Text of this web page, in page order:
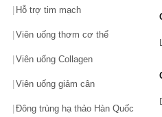
Hoàn tiền, đổi trả trong
sản xuất và hỏng hóc
(Xem thêm:Chính sách
Giao hàng thu tiền,
phương thức.
Tích điểm đổi quà và
khác.
Cách đặt hàng tại
Hỗ trợ tim mạch
Viên uống thơm cơ thể
Viên uống Collagen
Viên uống giảm cân
Đông trùng hạ thảo Hàn Quốc